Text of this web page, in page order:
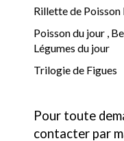
Rillette de Poisson
Poisson du jour ,
Légumes du jour
Trilogie de Figues
Pour toute
contacter par